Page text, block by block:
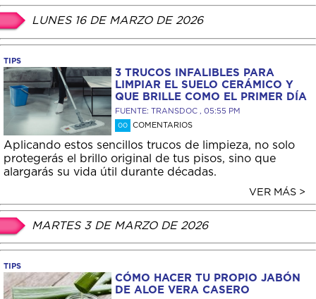
LUNES 16 DE MARZO DE 2026
TIPS
3 TRUCOS INFALIBLES PARA
LIMPIAR EL SUELO CERÁMICO Y
QUE BRILLE COMO EL PRIMER DÍA
FUENTE: TRANSDOC , 05:55 PM
00 COMENTARIOS
Aplicando estos sencillos trucos de limpieza, no solo
protegerás el brillo original de tus pisos, sino que
alargarás su vida útil durante décadas.
VER MÁS >
MARTES 3 DE MARZO DE 2026
TIPS
CÓMO HACER TU PROPIO JABÓN
DE ALOE VERA CASERO